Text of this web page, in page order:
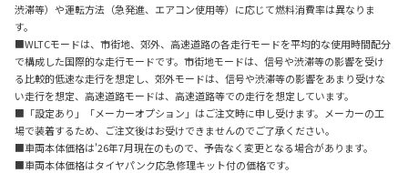
渋滞等）や運転方法（急発進、エアコン使用等）に応じて燃料消費率は異なりま
す。
■WLTCモードは、市街地、郊外、高速道路の各走行モードを平均的な使用時間配分
で構成した国際的な走行モードです。市街地モードは、信号や渋滞等の影響を受け
る比較的低速な走行を想定し、郊外モードは、信号や渋滞等の影響をあまり受けな
い走行を想定、高速道路モードは、高速道路等での走行を想定しています。
■「設定あり」「メーカーオプション」はご注文時に申し受けます。メーカーの工
場で装着するため、ご注文後はお受けできませんのでご了承ください。
■車両本体価格は'26年7月現在のもので、予告なく変更となる場合があります。
■車両本体価格はタイヤパンク応急修理キット付の価格です。